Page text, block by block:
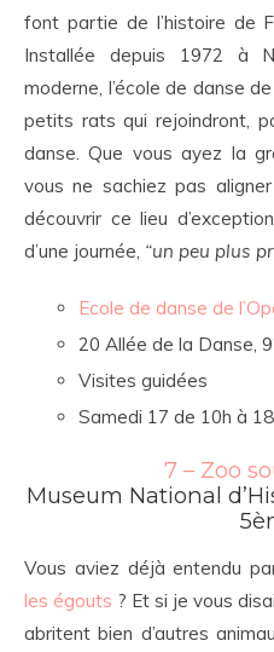
font partie de l’histoire de
Installée depuis 1972 à
moderne, l’école de danse
petits rats qui rejoindront,
danse. Que vous ayez la
vous ne sachiez pas
découvrir ce lieu
d’une journée, “un peu plus
Ecole de danse de
20 Allée de la Danse,
Visites guidées
Samedi 17 de 10h à
7 – Zoo
Museum National
Vous aviez déjà entendu
les égouts ? Et si je vous
abritent bien d’autres